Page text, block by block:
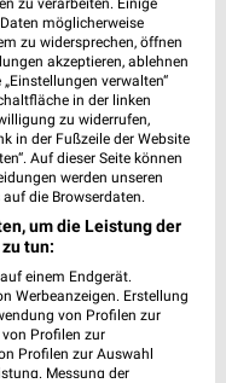
möglicherweise
zu widersprechen, öffnen
akzeptieren, ablehnen
verwalten“
in der linken
zu widerrufen,
in der Fußzeile der Website
Auf dieser Seite können
werden unseren
die Browserdaten.
um die Leistung der
tun:
einem Endgerät.
Werbeanzeigen. Erstellung
von Profilen zur
Profilen zur
Profilen zur Auswahl
Messung der